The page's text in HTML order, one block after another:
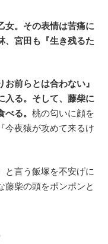
女。その表情は苦痛に
、宮田も『生き残るた
前らとは合わない』
入る。そして、藤柴に
る。 桃の匂いに顔を
今夜猿が攻めて来るけ
と言う飯塚を不安げに
藤柴の頭をポンポンと